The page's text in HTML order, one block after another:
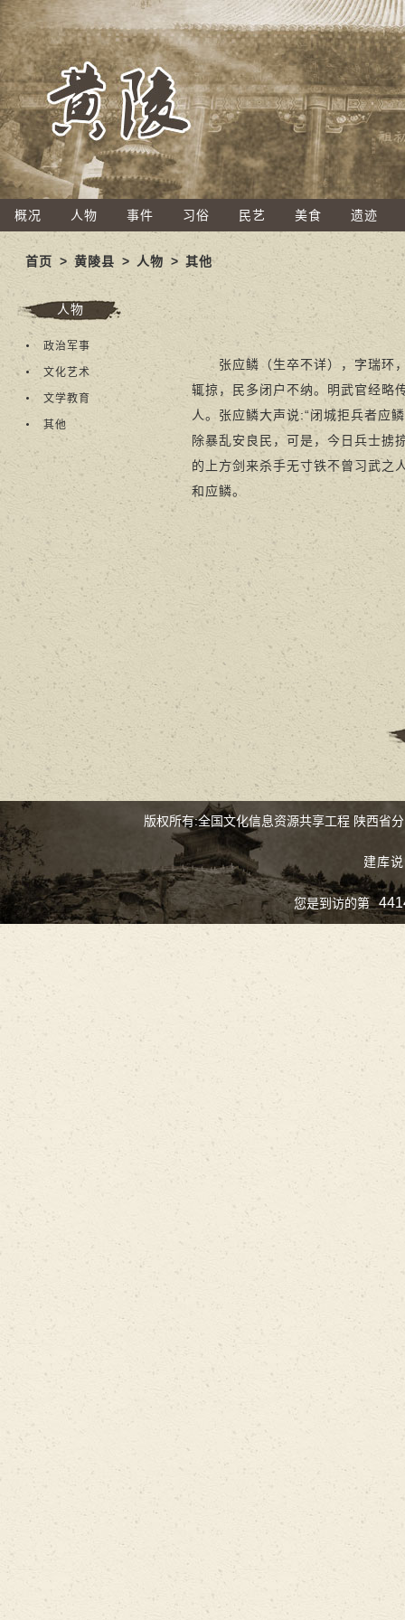
概况 人物 事件 习俗 民艺 美食 遗迹
首页 >黄陵县 > 人物 > 其他
人物
政治军事
文化艺术
文学教育
其他
张应鳞（生卒不详），字瑞环，
辄掠，民多闭户不纳。明武官经略
人。张应鳞大声说:“闭城拒兵者应
除暴乱安良民，可是，今日兵士掳
的上方剑来杀手无寸铁不曾习武之
和应鳞。
版权所有:全国文化信息资源共享工程 陕西省
建库
您是到访的第